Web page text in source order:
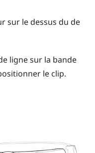
sur le dessus du de
ligne sur la bande
le clip.